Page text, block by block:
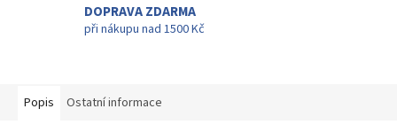
DOPRAVA ZDARMA
při nákupu nad 1500 Kč
Popis Ostatní informace